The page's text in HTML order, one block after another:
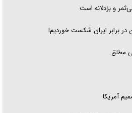
و بزدلانه است
در برابر ایران شکست خوردیم!
مطلق
آمریکا